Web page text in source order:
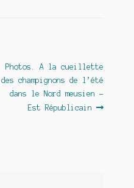
Article
suivant :
Photos. A la cueillette
des champignons de l’été
dans le Nord meusien –
Est Républicain